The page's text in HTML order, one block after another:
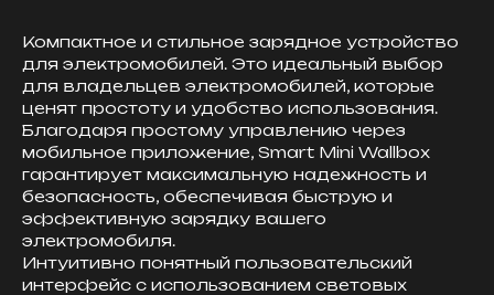
Компактное и стильное зарядное устройство
для электромобилей. Это идеальный выбор
для владельцев электромобилей, которые
ценят простоту и удобство использования.
Благодаря простому управлению через
мобильное приложение, Smart Mini Wallbox
гарантирует максимальную надежность и
безопасность, обеспечивая быструю и
эффективную зарядку вашего
электромобиля.
Интуитивно понятный пользовательский
интерфейс с использованием световых